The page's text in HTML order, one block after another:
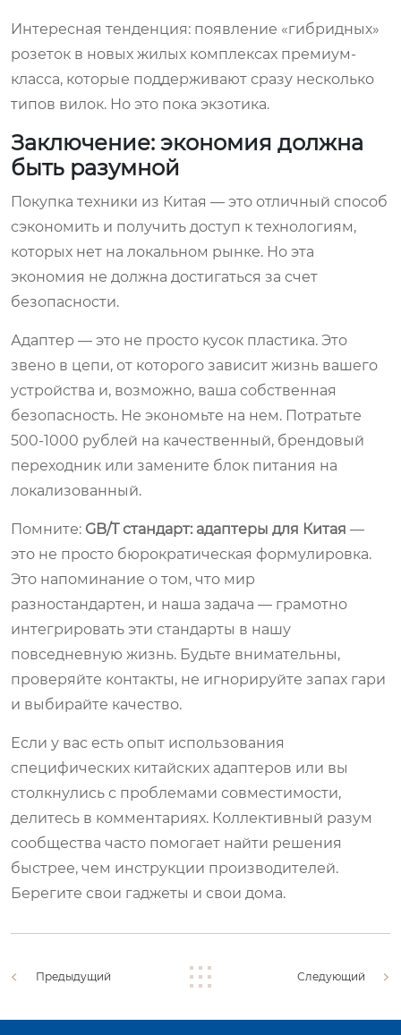
Интересная тенденция: появление «гибридных»
розеток в новых жилых комплексах премиум-
класса, которые поддерживают сразу несколько
типов вилок. Но это пока экзотика.
Заключение: экономия должна
быть разумной
Покупка техники из Китая — это отличный способ
сэкономить и получить доступ к технологиям,
которых нет на локальном рынке. Но эта
экономия не должна достигаться за счет
безопасности.
Адаптер — это не просто кусок пластика. Это
звено в цепи, от которого зависит жизнь вашего
устройства и, возможно, ваша собственная
безопасность. Не экономьте на нем. Потратьте
500-1000 рублей на качественный, брендовый
переходник или замените блок питания на
локализованный.
Помните: GB/T стандарт: адаптеры для Китая —
это не просто бюрократическая формулировка.
Это напоминание о том, что мир
разностандартен, и наша задача — грамотно
интегрировать эти стандарты в нашу
повседневную жизнь. Будьте внимательны,
проверяйте контакты, не игнорируйте запах гари
и выбирайте качество.
Если у вас есть опыт использования
специфических китайских адаптеров или вы
столкнулись с проблемами совместимости,
делитесь в комментариях. Коллективный разум
сообщества часто помогает найти решения
быстрее, чем инструкции производителей.
Берегите свои гаджеты и свои дома.
Предыдущий Следующий